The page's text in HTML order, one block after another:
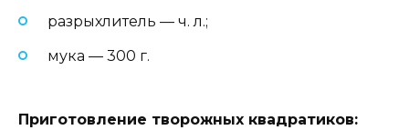
разрыхлитель — ч. л.;
мука — 300 г.
Приготовление творожных квадратиков: